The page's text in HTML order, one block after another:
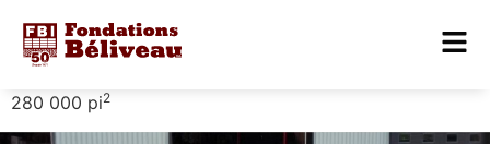
280 000 pi2